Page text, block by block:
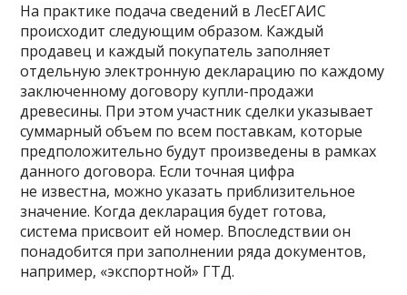
На практике подача сведений в ЛесЕГАИС
происходит следующим образом. Каждый
продавец и каждый покупатель заполняет
отдельную электронную декларацию по каждому
заключенному договору купли-продажи
древесины. При этом участник сделки указывает
суммарный объем по всем поставкам, которые
предположительно будут произведены в рамках
данного договора. Если точная цифра
не известна, можно указать приблизительное
значение. Когда декларация будет готова,
система присвоит ей номер. Впоследствии он
понадобится при заполнении ряда документов,
например, «экспортной» ГТД.